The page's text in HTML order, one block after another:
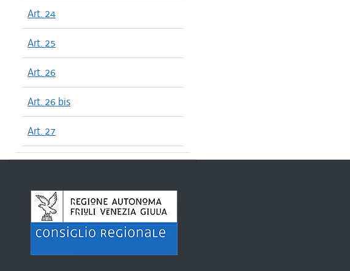
Art. 24
Art. 25
Art. 26
Art. 26 bis
Art. 27